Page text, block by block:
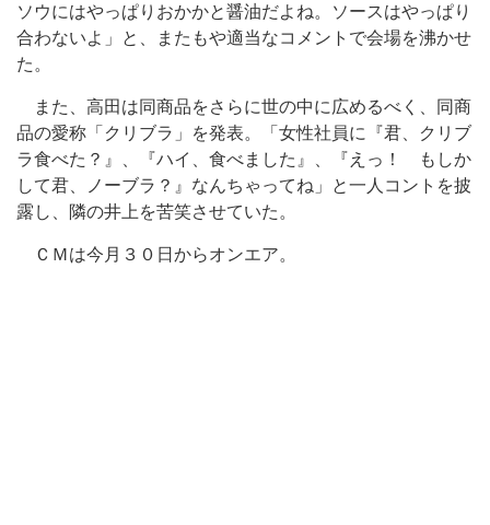
ソウにはやっぱりおかかと醤油だよね。ソースはやっぱり
合わないよ」と、またもや適当なコメントで会場を沸かせ
た。
また、高田は同商品をさらに世の中に広めるべく、同商
品の愛称「クリブラ」を発表。「女性社員に『君、クリブ
ラ食べた？』、『ハイ、食べました』、『えっ！ もしか
して君、ノーブラ？』なんちゃってね」と一人コントを披
露し、隣の井上を苦笑させていた。
ＣＭは今月３０日からオンエア。